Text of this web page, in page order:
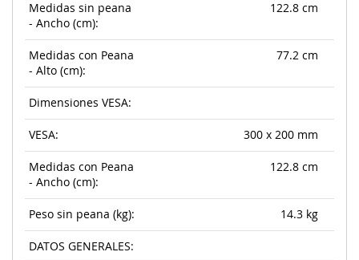
Medidas sin peana
- Ancho (cm):
122.8 cm
Medidas con Peana
- Alto (cm):
77.2 cm
Dimensiones VESA:
VESA: 300 x 200 mm
Medidas con Peana
- Ancho (cm):
122.8 cm
Peso sin peana (kg): 14.3 kg
DATOS GENERALES: